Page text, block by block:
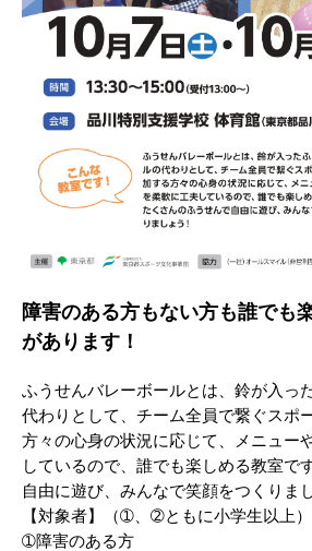
障害のある方もない方も誰でも
があります！
ふうせんバレーボールとは、鈴が入っ
代わりとして、チーム全員で繋ぐスポ
方々の心身の状況に応じて、メニュー
しているので、誰でも楽しめる教室で
自由に遊び、みんなで笑顔をつくりま
【対象者】（➀、➁ともに小学生以上）
➀障害のある方